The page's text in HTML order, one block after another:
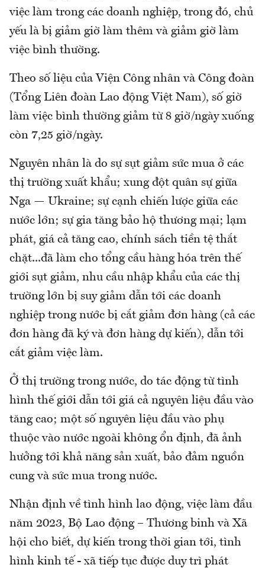
việc làm trong các doanh nghiệp, trong đó, chủ
yếu là bị giảm giờ làm thêm và giảm giờ làm
việc bình thường.
Theo số liệu của Viện Công nhân và Công đoàn
(Tổng Liên đoàn Lao động Việt Nam), số giờ
làm việc bình thường giảm từ 8 giờ/ngày xuống
còn 7,25 giờ/ngày.
Nguyên nhân là do sự sụt giảm sức mua ở các
thị trường xuất khẩu; xung đột quân sự giữa
Nga — Ukraine; sự cạnh chiến lược giữa các
nước lớn; sự gia tăng bảo hộ thương mại; lạm
phát, giá cả tăng cao, chính sách tiền tệ thắt
chặt...đã làm cho tổng cầu hàng hóa trên thế
giới sụt giảm, nhu cầu nhập khẩu của các thị
trường lớn bị suy giảm dẫn tới các doanh
nghiệp trong nước bị cắt giảm đơn hàng (cả các
đơn hàng đã ký và đơn hàng dự kiến), dẫn tới
cắt giảm việc làm.
Ở thị trường trong nước, do tác động từ tình
hình thế giới dẫn tới giá cả nguyên liệu đầu vào
tăng cao; một số nguyên liệu đầu vào phụ
thuộc vào nước ngoài không ổn định, đã ảnh
hưởng tới khả năng sản xuất, bảo đảm nguồn
cung và sức mua trong nước.
Nhận định về tình hình lao động, việc làm đầu
năm 2023, Bộ Lao động – Thương binh và Xã
hội cho biết, dự kiến trong thời gian tới, tình
hình kinh tế - xã tiếp tục được duy trì phát